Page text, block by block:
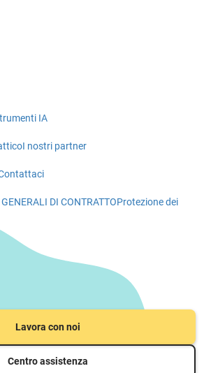
IA
I nostri partner
DI CONTRATTOProtezione dei
Lavora con noi
Centro assistenza